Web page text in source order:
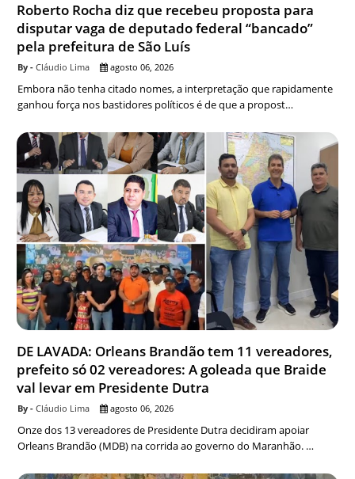
Roberto Rocha diz que recebeu proposta para
disputar vaga de deputado federal “bancado”
pela prefeitura de São Luís
Cláudio Lima agosto 06, 2026
Embora não tenha citado nomes, a interpretação que rapidamente
ganhou força nos bastidores políticos é de que a propost…
DE LAVADA: Orleans Brandão tem 11 vereadores,
prefeito só 02 vereadores: A goleada que Braide
val levar em Presidente Dutra
Cláudio Lima agosto 06, 2026
Onze dos 13 vereadores de Presidente Dutra decidiram apoiar
Orleans Brandão (MDB) na corrida ao governo do Maranhão. …